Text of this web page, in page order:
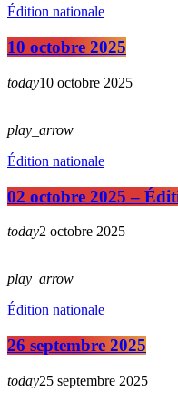
Édition nationale
10 octobre 2025
today10 octobre 2025
play_arrow
Édition nationale
02 octobre 2025 –
today2 octobre 2025
play_arrow
Édition nationale
26 septembre 2025
today25 septembre 2025